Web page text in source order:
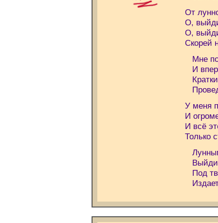
От
О,
О,
Скорей
Мне
И
У меня
И
И всё
Только
Выйди,
Под